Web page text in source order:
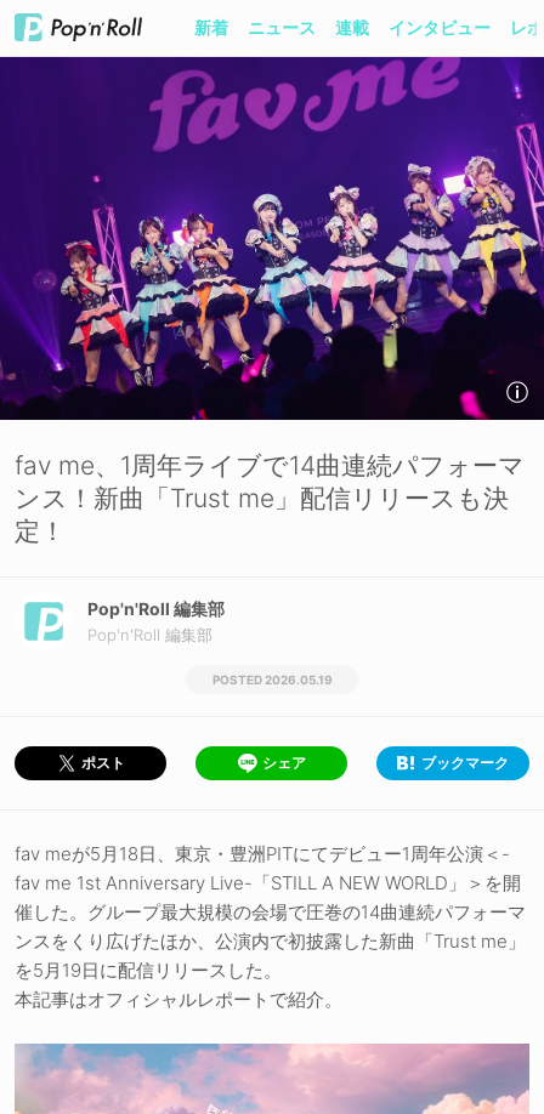
新着 ニュース 連載 インタビュー レ
fav me、1周年ライブで14曲連続パフォーマ
ンス！新曲「Trust me」配信リリースも決
定！
Pop'n'Roll 編集部
Pop'n'Roll 編集部
2026.05.19
ポスト シェア ブックマーク
fav meが5月18日、東京・豊洲PITにてデビュー1周年公演＜-
fav me 1st Anniversary Live-「STILL A NEW WORLD」＞を開
催した。グループ最大規模の会場で圧巻の14曲連続パフォーマ
ンスをくり広げたほか、公演内で初披露した新曲「Trust me」
を5月19日に配信リリースした。
本記事はオフィシャルレポートで紹介。